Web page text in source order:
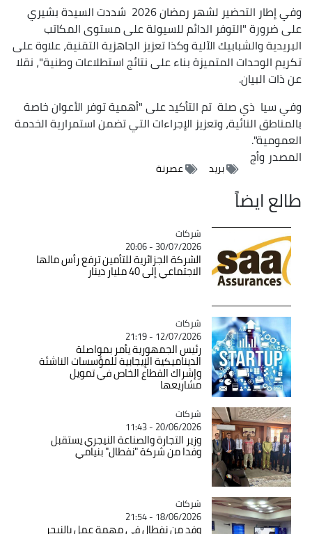
وفي إطار التحضير لشهر رمضان 2026 شددت السيدة بشيري
على ضرورة "التوفر الدائم للسيولة على مستوى المكاتب
البريدية والشبابيك الآلية وكذا تعزيز الجاهزية التقنية، علاوة على
تكريم الوحدات المتميزة بناء على نتائج استطلاعات وطنية"، نقلا
عن ذات البيان.
وفي سيا ذي صلة تم التأكيد على "أهمية توفر الأعوان خاصة
بالمناطق النائية، وتعزيز الإجراءات التي تضمن استمرارية الخدمة
العمومية".
المصدروأج
بريد عصرنة
طالع ايضاً
Catégorie
شركات
30/07/2026 - 20:06
الشركة الجزائرية للتأمين ترفع رأس مالها
الاجتماعي إلى 40 مليار دينار
Catégorie
شركات
12/07/2026 - 21:19
رئيس الجمهورية يأمر بمواصلة
الديناميكية الإيجابية للمؤسسات الناشئة
وإشراك القطاع الخاص في تمويل
مشاريعها
Catégorie
شركات
20/06/2026 - 11:43
وزير التجارة والصناعة النيجري يستقبل
وفدا من شركة "نفطال" بنيامي
Catégorie
شركات
18/06/2026 - 21:54
وفد من نفطال في مهمة عمل بالنيجر